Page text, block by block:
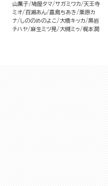
山薫子 鳩屋タマ サガミワカ
天王寺
ミオ 百瀬あん 嘉島ちあき
栗原カ
ナ
しののめのよこ 大橋キッカ
黒岩
チハヤ
麻生ミツ晃 大槻ミゥ 梶本潤